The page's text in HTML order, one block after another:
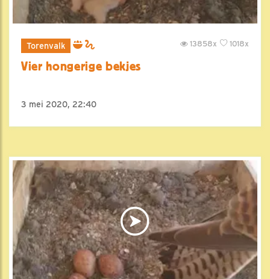
Torenvalk 1018x
13858x
Vier hongerige bekjes
3 mei 2020, 22:40